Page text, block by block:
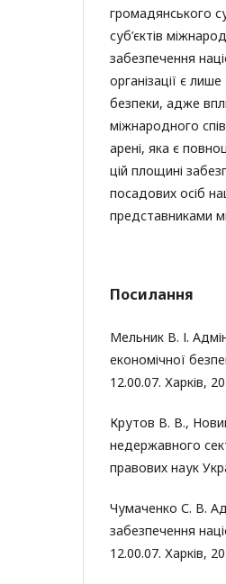
громадянського
суб’єктів
забезпечення
організації є
безпеки, адже
міжнародного
арені, яка є
цій площині
посадових осіб
представниками
Посилання
Мельник В. І.
економічної
12.00.07. Харків,
Крутов В. В.,
недержавного
правових наук
Чумаченко С. В.
забезпечення
12.00.07. Харків,